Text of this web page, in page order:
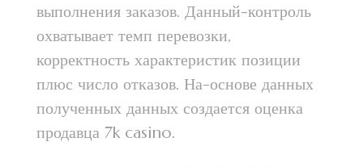
выполнения заказов. Данный-контроль
охватывает темп перевозки,
корректность характеристик позиции
плюс число отказов. На-основе данных
полученных данных создается оценка
продавца 7k casino.